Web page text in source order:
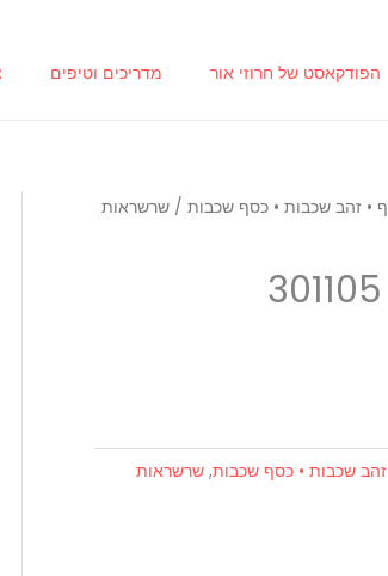
הפודקאסט של חרוזי אור מדריכים וטיפים
• זהב שכבות • כסף שכבות/ שרשראות
זהב שכבות • כסף שכבות, שרשראות